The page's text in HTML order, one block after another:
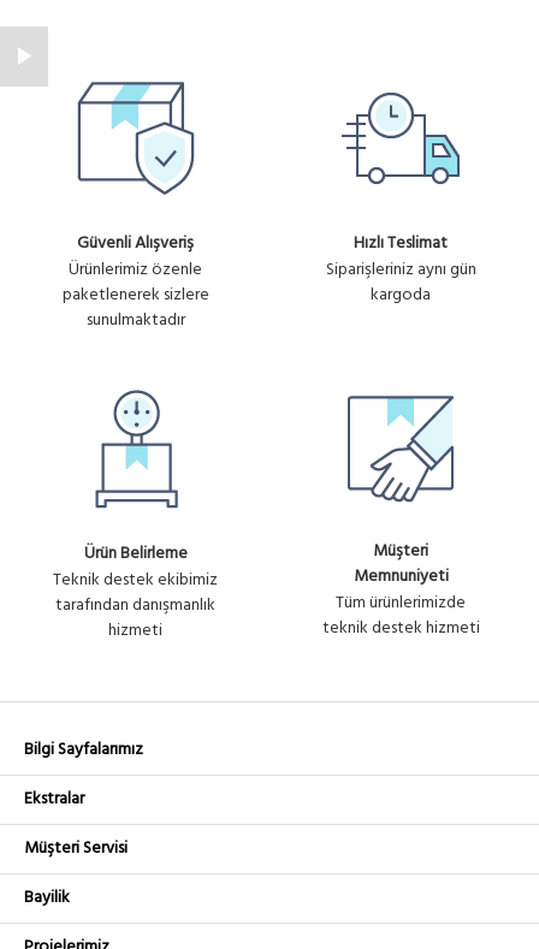
Güvenli Alışveriş
Ürünlerimiz özenle
paketlenerek sizlere
sunulmaktadır
Hızlı Teslimat
Siparişleriniz aynı gün
kargoda
Ürün Belirleme
Teknik destek ekibimiz
tarafından danışmanlık
hizmeti
Müşteri
Memnuniyeti
Tüm ürünlerimizde
teknik destek hizmeti
Bilgi Sayfalarımız
Ekstralar
Müşteri Servisi
Bayilik